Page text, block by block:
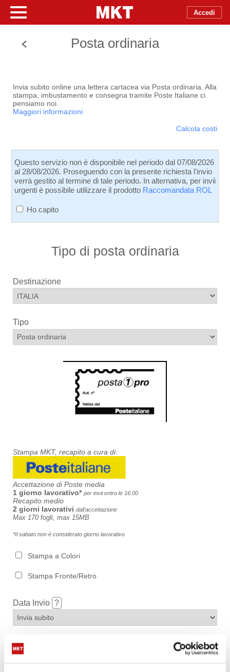
Accedi
Posta ordinaria
Invia subito online una lettera cartacea via Posta ordinaria. Alla
stampa, imbustamento e consegna tramite Poste Italiane ci
pensiamo noi.
Maggiori informazioni
Calcola costi
Questo servizio non è disponibile nel periodo dal 07/08/2026
al 28/08/2026. Proseguendo con la presente richiesta l'invio
verrà gestito al termine di tale periodo. In alternativa, per invii
urgenti è possibile utilizzare il prodotto Raccomandata ROL
Ho capito
Tipo di posta ordinaria
Destinazione
Tipo
Stampa MKT, recapito a cura di:
Accettazione di Poste media
1 giorno lavorativo*per invii entro le 16.00
Recapito medio
2 giorni lavoratividall'accettazione
Max 170 fogli, max 15MB
*Il sabato non è considerato giorno lavorativo
Stampa a Colori
Stampa Fronte/Retro
Data Invio ?
Riferimento